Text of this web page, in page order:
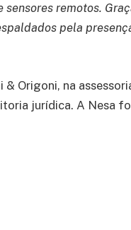
remotos.
pela
Origoni, na
jurídica. A Nesa